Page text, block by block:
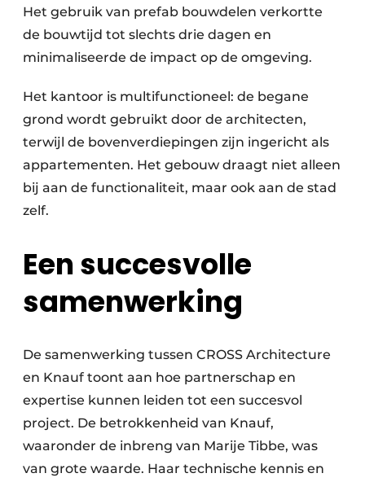
Het gebruik van prefab bouwdelen verkortte
de bouwtijd tot slechts drie dagen en
minimaliseerde de impact op de omgeving.
Het kantoor is multifunctioneel: de begane
grond wordt gebruikt door de architecten,
terwijl de bovenverdiepingen zijn ingericht als
appartementen. Het gebouw draagt niet alleen
bij aan de functionaliteit, maar ook aan de stad
zelf.
Een succesvolle
samenwerking
De samenwerking tussen CROSS Architecture
en Knauf toont aan hoe partnerschap en
expertise kunnen leiden tot een succesvol
project. De betrokkenheid van Knauf,
waaronder de inbreng van Marije Tibbe, was
van grote waarde. Haar technische kennis en